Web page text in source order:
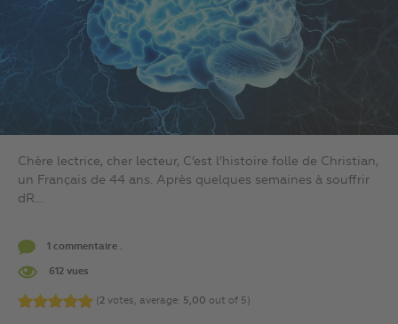
Chère lectrice, cher lecteur, C’est l’histoire folle de Christian,
un Français de 44 ans. Après quelques semaines à souffrir
dR...
1 commentaire .
612 vues
(2 votes, average: 5,00 out of 5)